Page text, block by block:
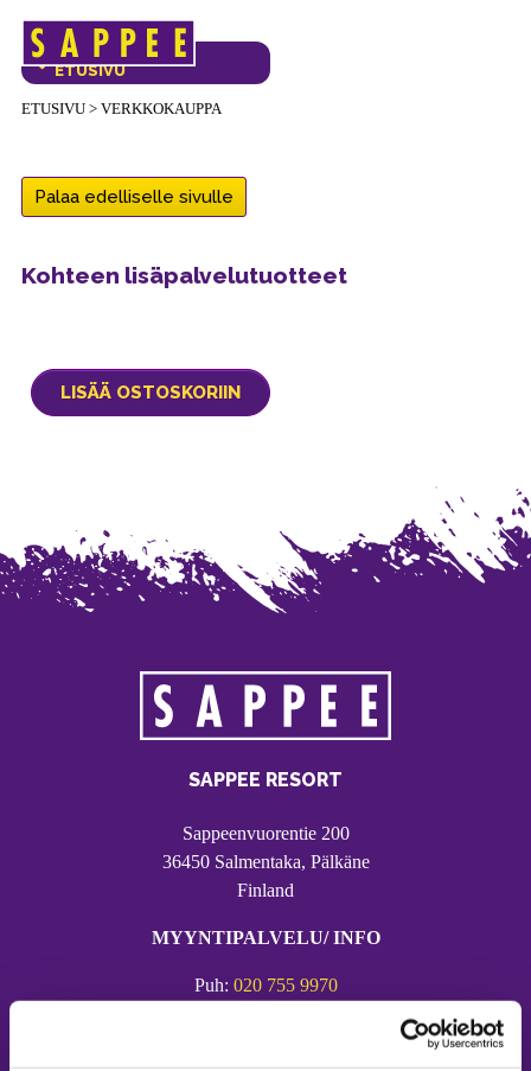
Päävalikko
ETUSIVU> VERKKOKAUPPA
VERKKOKAUPAN
ETUSIVU
Palaa edelliselle sivulle
Kohteen lisäpalvelutuotteet
SAPPEE RESORT
Sappeenvuorentie 200
36450 Salmentaka, Pälkäne
Finland
MYYNTIPALVELU/ INFO
Puh: 020 755 9970